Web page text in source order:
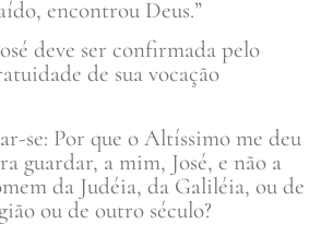
encontrou Deus.”
deve ser confirmada pelo
de sua vocação
se: Por que o Altíssimo me deu
guardar, a mim, José, e não a
da Judéia, da Galiléia, ou de
ou de outro século?